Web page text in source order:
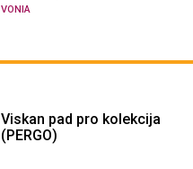
VONIA
Viskan pad pro kolekcija
(PERGO)